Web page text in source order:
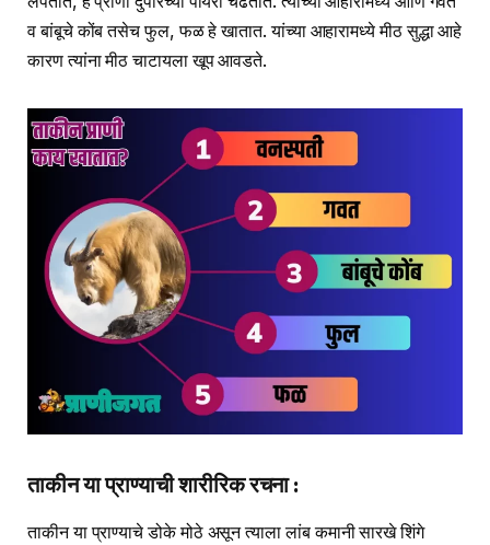
व बांबूचे कोंब तसेच फुल, फळ हे खातात. यांच्या आहारामध्ये मीठ सुद्धा आहे
कारण त्यांना मीठ चाटायला खूप आवडते.
ताकीन या प्राण्याची शारीरिक रचना :
ताकीन या प्राण्याचे डोके मोठे असून त्याला लांब कमानी सारखे शिंगे